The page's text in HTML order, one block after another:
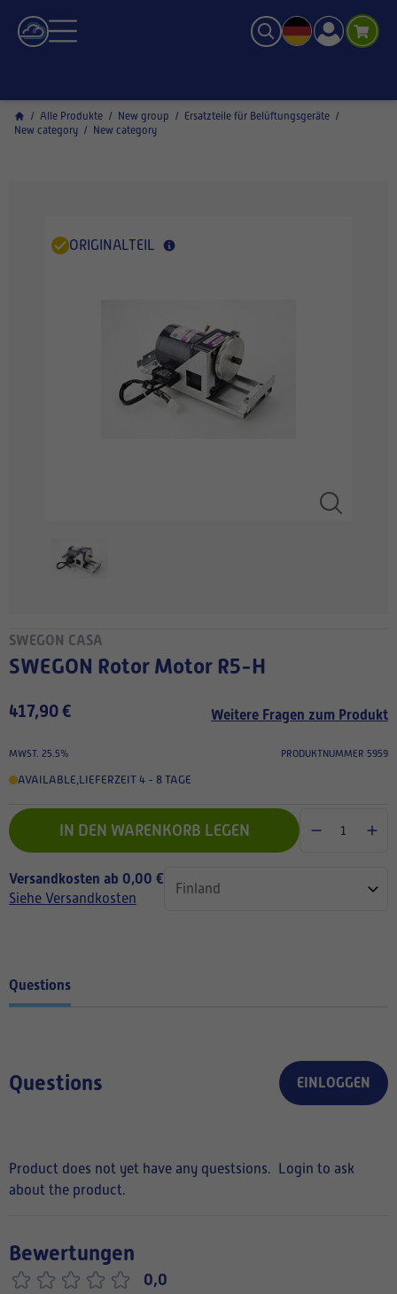
/ Alle Produkte / New group / Ersatzteile für Belüftungsgeräte /
New category / New category
ORIGINALTEIL
SWEGON CASA
SWEGON Rotor Motor R5-H
417,90 € Weitere Fragen zum Produkt
MWST. 25.5% PRODUKTNUMMER 5959
AVAILABLE,LIEFERZEIT 4 - 8 TAGE
IN DEN WARENKORB LEGEN
Versandkosten ab 0,00 €
Siehe Versandkosten
Questions
Questions EINLOGGEN
Product does not yet have any questsions.
Login to ask
about the product.
Bewertungen
0,0